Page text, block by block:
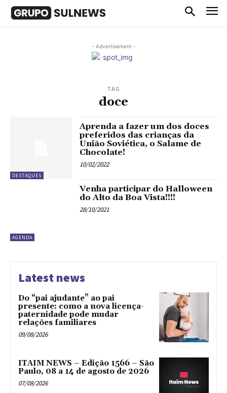
- Advertisement -
TAG
doce
DESTAQUES
Aprenda a fazer um dos doces
preferidos das crianças da
União Soviética, o Salame de
Chocolate!
10/02/2022
AGENDA
Venha participar do Halloween
do Alto da Boa Vista!!!!
28/10/2021
Latest news
Do “pai ajudante” ao pai
presente: como a nova licença-
paternidade pode mudar
relações familiares
09/08/2026
ITAIM NEWS – Edição 1566 – São
Paulo, 08 a 14 de agosto de 2026
07/08/2026